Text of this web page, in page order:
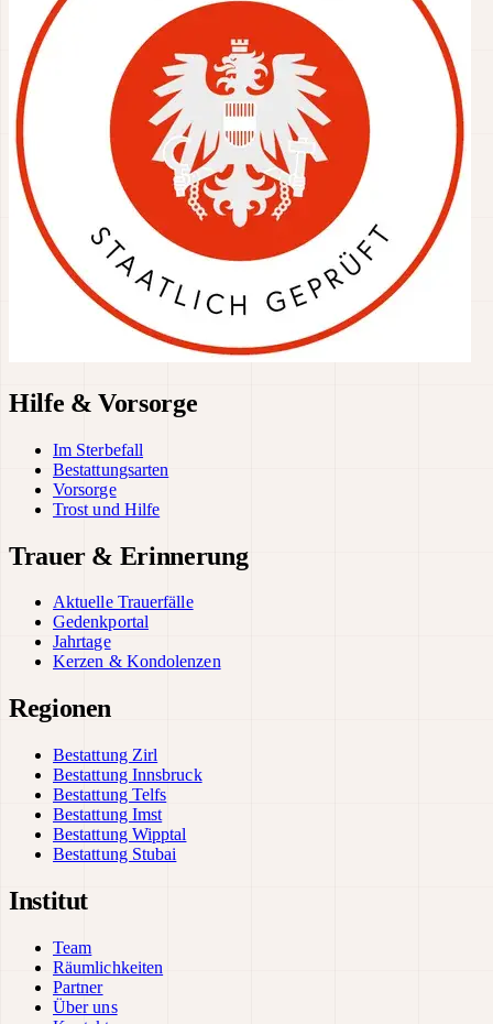
Hilfe & Vorsorge
Im Sterbefall
Bestattungsarten
Vorsorge
Trost und Hilfe
Trauer & Erinnerung
Aktuelle Trauerfälle
Gedenkportal
Jahrtage
Kerzen & Kondolenzen
Regionen
Bestattung Zirl
Bestattung Innsbruck
Bestattung Telfs
Bestattung Imst
Bestattung Wipptal
Bestattung Stubai
Institut
Team
Räumlichkeiten
Partner
Über uns